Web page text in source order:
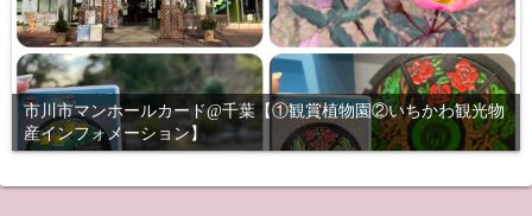
市川市マンホールカード@千葉【①観賞植物園②いちかわ観光物
産インフォメーション】